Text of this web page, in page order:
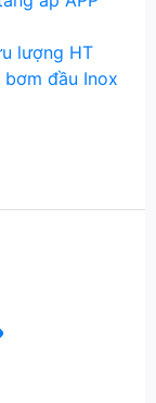
lượng HT
bơm đầu Inox